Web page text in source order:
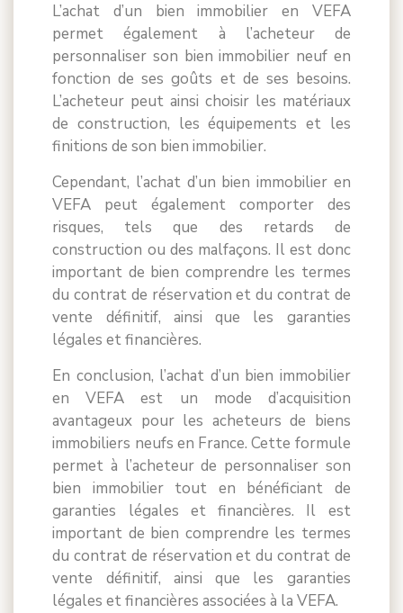
L’achat d’un bien immobilier en VEFA
permet également à l’acheteur de
personnaliser son bien immobilier neuf en
fonction de ses goûts et de ses besoins.
L’acheteur peut ainsi choisir les matériaux
de construction, les équipements et les
finitions de son bien immobilier.
Cependant, l’achat d’un bien immobilier en
VEFA peut également comporter des
risques, tels que des retards de
construction ou des malfaçons. Il est donc
important de bien comprendre les termes
du contrat de réservation et du contrat de
vente définitif, ainsi que les garanties
légales et financières.
En conclusion, l’achat d’un bien immobilier
en VEFA est un mode d’acquisition
avantageux pour les acheteurs de biens
immobiliers neufs en France. Cette formule
permet à l’acheteur de personnaliser son
bien immobilier tout en bénéficiant de
garanties légales et financières. Il est
important de bien comprendre les termes
du contrat de réservation et du contrat de
vente définitif, ainsi que les garanties
légales et financières associées à la VEFA.